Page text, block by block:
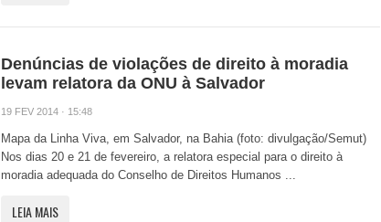
Denúncias de violações de direito à moradia
levam relatora da ONU à Salvador
19 FEV 2014 · 15:48
Mapa da Linha Viva, em Salvador, na Bahia (foto: divulgação/Semut)
Nos dias 20 e 21 de fevereiro, a relatora especial para o direito à
moradia adequada do Conselho de Direitos Humanos ...
LEIA MAIS